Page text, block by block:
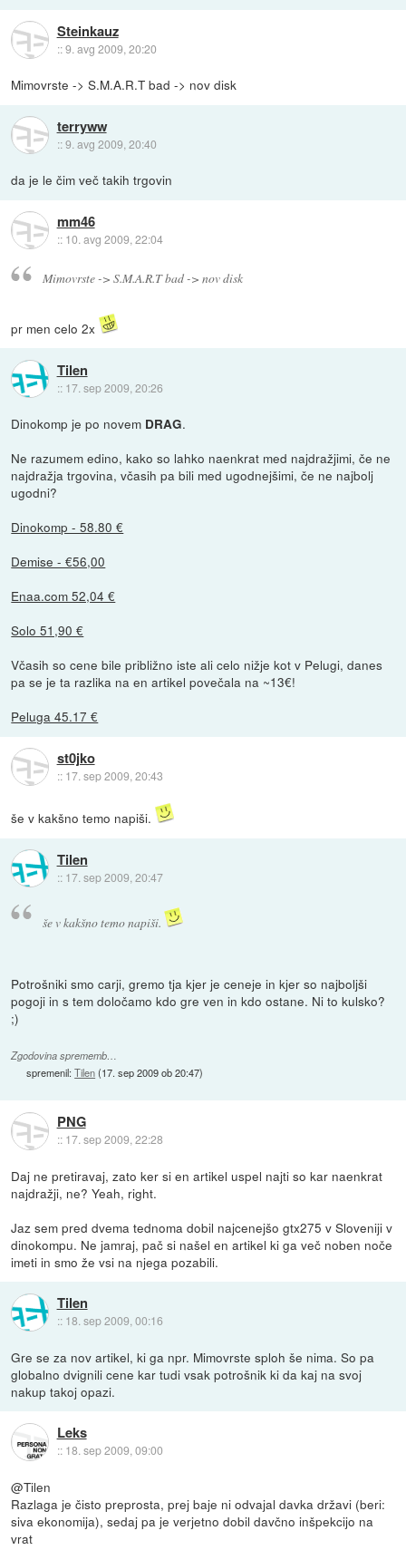
Steinkauz
::9. avg 2009, 20:20
Mimovrste -> S.M.A.R.T bad -> nov disk
terryww
::9. avg 2009, 20:40
da je le čim več takih trgovin
mm46
:: 10. avg 2009, 22:04
Mimovrste -> S.M.A.R.T bad -> nov disk
pr men celo 2x
Tilen
:: 17. sep 2009, 20:26
Dinokomp je po novem DRAG.
Ne razumem edino, kako so lahko naenkrat med najdražjimi, če ne
najdražja trgovina, včasih pa bili med ugodnejšimi, če ne najbolj
ugodni?
Dinokomp - 58.80 €
Demise - €56,00
Enaa.com 52,04 €
Solo 51,90 €
Včasih so cene bile približno iste ali celo nižje kot v Pelugi, danes
pa se je ta razlika na en artikel povečala na ~13€!
Peluga 45.17 €
st0jko
:: 17. sep 2009, 20:43
še v kakšno temo napiši.
Tilen
:: 17. sep 2009, 20:47
še v kakšno temo napiši.
Potrošniki smo carji, gremo tja kjer je ceneje in kjer so najboljši
pogoji in s tem določamo kdo gre ven in kdo ostane. Ni to kulsko?
;)
Zgodovina sprememb…
spremenil:Tilen(17. sep 2009 ob 20:47)
PNG
:: 17. sep 2009, 22:28
Daj ne pretiravaj, zato ker si en artikel uspel najti so kar naenkrat
najdražji, ne? Yeah, right.
Jaz sem pred dvema tednoma dobil najcenejšo gtx275 v Sloveniji v
dinokompu. Ne jamraj, pač si našel en artikel ki ga več noben noče
imeti in smo že vsi na njega pozabili.
Tilen
:: 18. sep 2009, 00:16
Gre se za nov artikel, ki ga npr. Mimovrste sploh še nima. So pa
globalno dvignili cene kar tudi vsak potrošnik ki da kaj na svoj
nakup takoj opazi.
Leks
:: 18. sep 2009, 09:00
@Tilen
Razlaga je čisto preprosta, prej baje ni odvajal davka državi (beri:
siva ekonomija), sedaj pa je verjetno dobil davčno inšpekcijo na
vrat